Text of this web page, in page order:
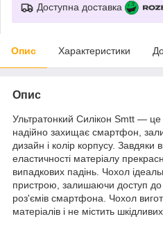
Доступна доставка
Опис Характеристики
Опис
Ультратонкий Силікон Smtt — це
надійно захищає смартфон,
дизайн і колір корпусу. Завдяки
еластичності матеріалу
випадкових падінь. Чохол
пристрою, залишаючи доступ до
роз'ємів смартфона. Чохол
матеріалів і не містить